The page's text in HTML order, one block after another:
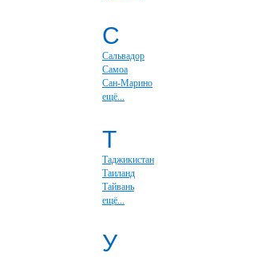
С
Сальвадор
Самоа
Сан-Марино
ещё...
Т
Таджикистан
Таиланд
Тайвань
ещё...
У